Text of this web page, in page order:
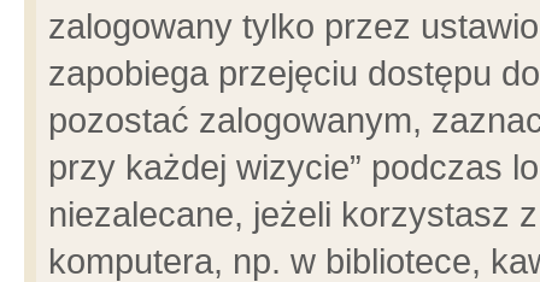
zalogowany tylko przez
zapobiega przejęciu dostępu
pozostać zalogowanym,
przy każdej wizycie” podczas
niezalecane, jeżeli korzystasz
komputera, np. w bibliotece,